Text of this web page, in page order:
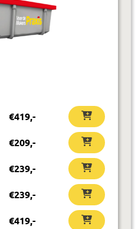
€419,-
€209,-
€239,-
€239,-
€419,-